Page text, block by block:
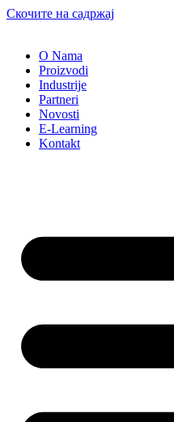
Скочите на садржај
O Nama
Proizvodi
Industrije
Partneri
Novosti
E-Learning
Kontakt